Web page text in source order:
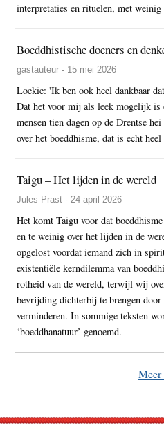
interpretaties en rituelen, met
Boeddhistische doeners en
gastauteur - 15 mei 2026
Loekie: 'Ik ben ook heel dankbaar
Dat het voor mij als leek mogelijk is
mensen tien dagen op de Drentse
over het boeddhisme, dat is echt heel
Taigu – Het lijden in de wereld
Jules Prast - 24 april 2026
Het komt Taigu voor dat
en te weinig over het lijden in de
opgelost voordat iemand zich in
existentiële kerndilemma van
rotheid van de wereld, terwijl wij
bevrijding dichterbij te brengen
verminderen. In sommige teksten
‘boeddhanatuur’ genoemd.
Meer